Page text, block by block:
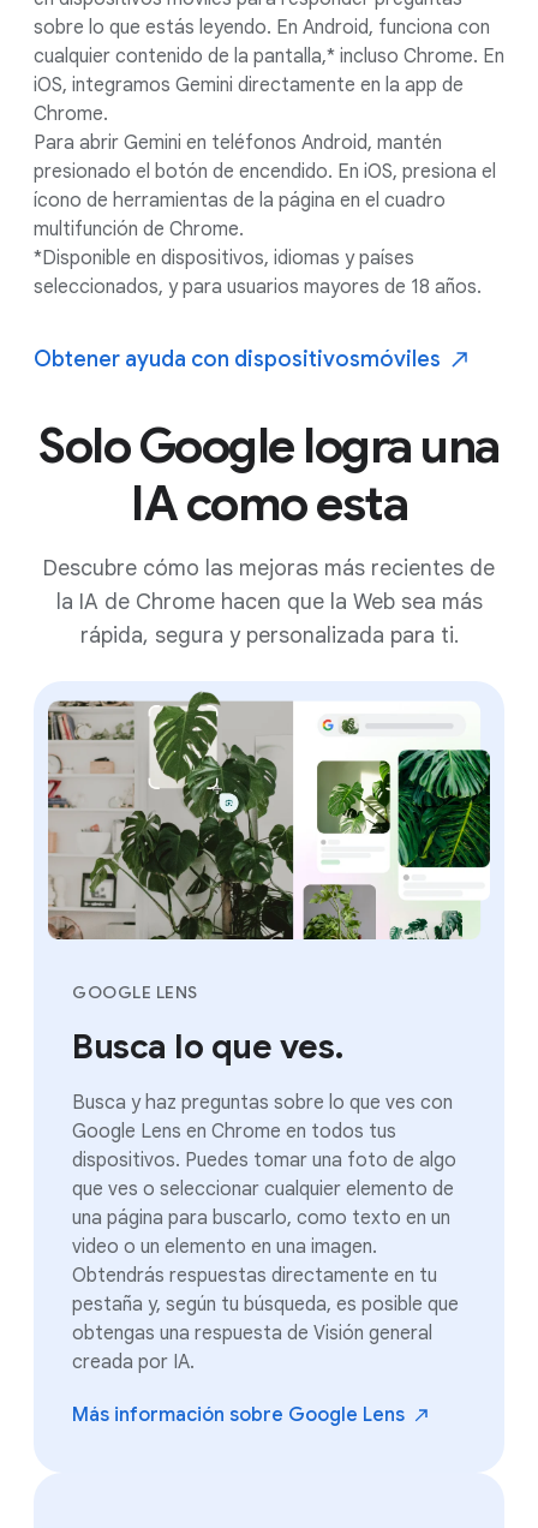
El enfoque de Google respecto a la IA
sobre lo que estás leyendo. En Android, funciona con
cualquier contenido de la pantalla,* incluso Chrome. En
iOS, integramos Gemini directamente en la app de
Chrome.
Para abrir Gemini en teléfonos Android, mantén
presionado el botón de encendido. En iOS, presiona el
ícono de herramientas de la página en el cuadro
multifunción de Chrome.
*Disponible en dispositivos, idiomas y países
seleccionados, y para usuarios mayores de 18 años.
Obtener ayuda con dispositivosmóviles
Solo Google logra una
IA como esta
Descubre cómo las mejoras más recientes de
la IA de Chrome hacen que la Web sea más
rápida, segura y personalizada para ti.
GOOGLE LENS
Busca lo que ves.
Busca y haz preguntas sobre lo que ves con
Google Lens en Chrome en todos tus
dispositivos. Puedes tomar una foto de algo
que ves o seleccionar cualquier elemento de
una página para buscarlo, como texto en un
video o un elemento en una imagen.
Obtendrás respuestas directamente en tu
pestaña y, según tu búsqueda, es posible que
obtengas una respuesta de Visión general
creada por IA.
Más información sobre Google Lens